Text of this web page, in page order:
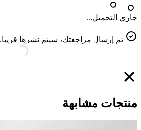
جاري التحميل...
تم إرسال مراجعتك، سيتم نشرها قريبا.
منتجات مشابهة